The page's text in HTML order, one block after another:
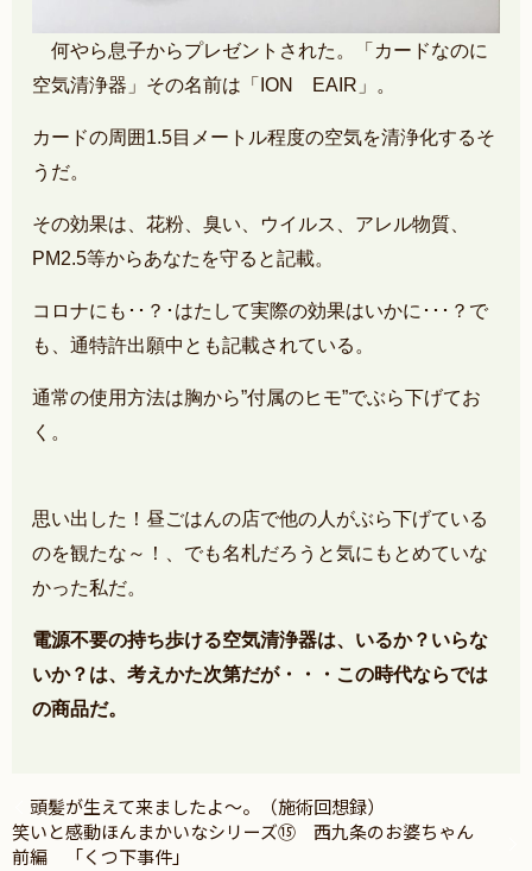
何やら息子からプレゼントされた。「カードなのに
空気清浄器」その名前は「ION EAIR」。
カードの周囲1.5目メートル程度の空気を清浄化するそ
うだ。
その効果は、花粉、臭い、ウイルス、アレル物質、
PM2.5等からあなたを守ると記載。
コロナにも･･？･はたして実際の効果はいかに･･･？で
も、通特許出願中とも記載されている。
通常の使用方法は胸から”付属のヒモ”でぶら下げてお
く。
思い出した！昼ごはんの店で他の人がぶら下げている
のを観たな～！、でも名札だろうと気にもとめていな
かった私だ。
電源不要の持ち歩ける空気清浄器は、いるか？いらな
いか？は、考えかた次第だが・・・この時代ならでは
の商品だ。
頭髪が生えて来ましたよ～。（施術回想録）
笑いと感動ほんまかいなシリーズ⑮ 西九条のお婆ちゃん
前編 「くつ下事件」